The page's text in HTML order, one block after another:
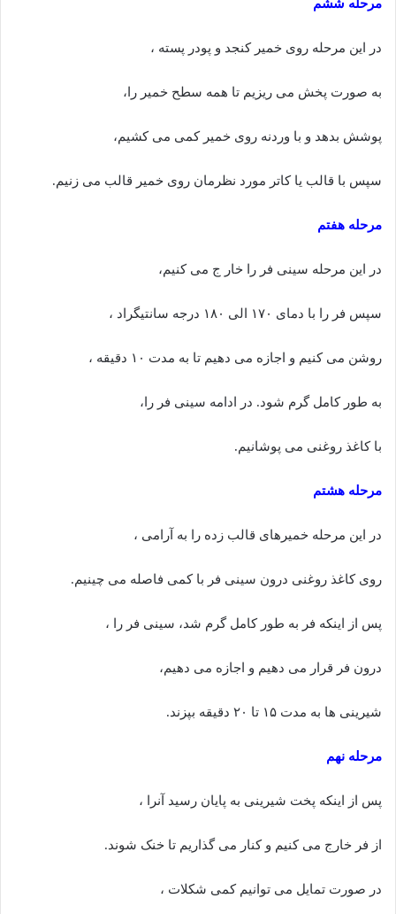
مرحله ششم
در این مرحله روی خمیر کنجد و پودر پسته ،
به صورت پخش می ریزیم تا همه سطح خمیر را،
پوشش بدهد و با وردنه روی خمیر کمی می کشیم،
سپس با قالب یا کاتر مورد نظرمان روی خمیر قالب می زنیم.
مرحله هفتم
در این مرحله سینی فر را خار ج می کنیم،
سپس فر را با دمای ۱۷۰ الی ۱۸۰ درجه سانتیگراد ،
روشن می کنیم و اجازه می دهیم تا به مدت ۱۰ دقیقه ،
به طور کامل گرم شود. در ادامه سینی فر را،
با کاغذ روغنی می پوشانیم.
مرحله هشتم
در این مرحله خمیرهای قالب زده را به آرامی ،
روی کاغذ روغنی درون سینی فر با کمی فاصله می چینیم.
پس از اینکه فر به طور کامل گرم شد، سینی فر را ،
درون فر قرار می دهیم و اجازه می دهیم،
شیرینی ها به مدت ۱۵ تا ۲۰ دقیقه بپزند.
مرحله نهم
پس از اینکه پخت شیرینی به پایان رسید آنرا ،
از فر خارج می کنیم و کنار می گذاریم تا خنک شوند.
در صورت تمایل می توانیم کمی شکلات ،